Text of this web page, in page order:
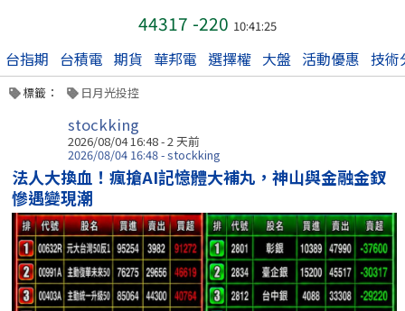
44317 -220 10:41:25
台指期 台積電 期貨 華邦電 選擇權 大盤 活動優惠 技術
標籤： 日月光投控
stockking
2026/08/04 16:48 - 2 天前
2026/08/04 16:48 - stockking
法人大換血！瘋搶AI記憶體大補丸，神山與金融金釵
慘遇變現潮